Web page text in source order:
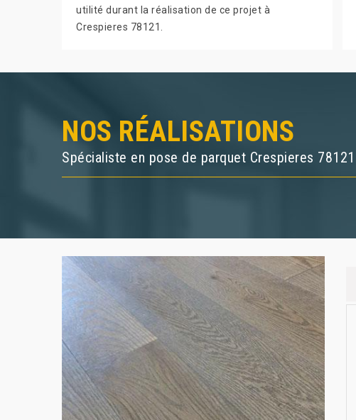
utilité durant la réalisation de ce projet à
Crespieres 78121.
NOS RÉALISATIONS
Spécialiste en pose de parquet Crespieres 78121